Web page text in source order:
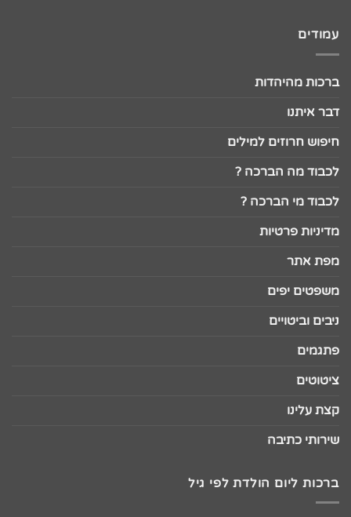
עמודים
ברכות מהיהדות
דבר איתנו
חיפוש חרוזים למילים
לכבוד מה הברכה ?
לכבוד מי הברכה ?
מדיניות פרטיות
מפת אתר
משפטים יפים
ניבים וביטויים
פתגמים
ציטוטים
קצת עלינו
שירותי כתיבה
ברכות ליום הולדת לפי גיל